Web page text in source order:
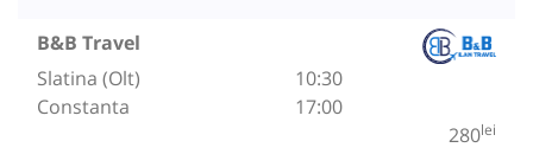
B&B Travel
Slatina (Olt)
Constanta
10:30
17:00
280lei